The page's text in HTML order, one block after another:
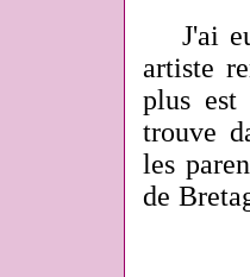
J'ai
artiste
plus
trouve
les
de